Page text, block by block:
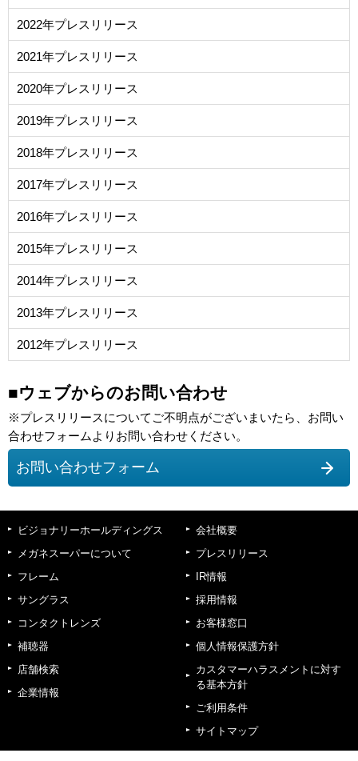
2022年プレスリリース
2021年プレスリリース
2020年プレスリリース
2019年プレスリリース
2018年プレスリリース
2017年プレスリリース
2016年プレスリリース
2015年プレスリリース
2014年プレスリリース
2013年プレスリリース
2012年プレスリリース
■ウェブからのお問い合わせ
※プレスリリースについてご不明点がございまいたら、お問い
合わせフォームよりお問い合わせください。
お問い合わせフォーム
ビジョナリーホールディングス
メガネスーパーについて
フレーム
サングラス
コンタクトレンズ
補聴器
店舗検索
企業情報
会社概要
プレスリリース
IR情報
採用情報
お客様窓口
個人情報保護方針
カスタマーハラスメントに対す
る基本方針
ご利用条件
サイトマップ